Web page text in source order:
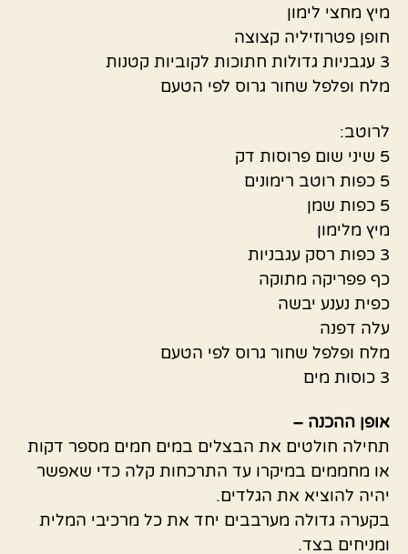
מיץ מחצי לימון
חופן פטרוזיליה קצוצה
3 עגבניות גדולות חתוכות לקוביות קטנות
מלח ופלפל שחור גרוס לפי הטעם
לרוטב:
5 שיני שום פרוסות דק
5 כפות רוטב רימונים
5 כפות שמן
מיץ מלימון
3 כפות רסק עגבניות
כף פפריקה מתוקה
כפית נענע יבשה
עלה דפנה
מלח ופלפל שחור גרוס לפי הטעם
3 כוסות מים
אופן ההכנה –
תחילה חולטים את הבצלים במים חמים מספר דקות
או מחממים במיקרו עד התרכחות קלה כדי שאפשר
יהיה להוציא את הגלדים.
בקערה גדולה מערבבים יחד את כל מרכיבי המלית
ומניחים בצד.